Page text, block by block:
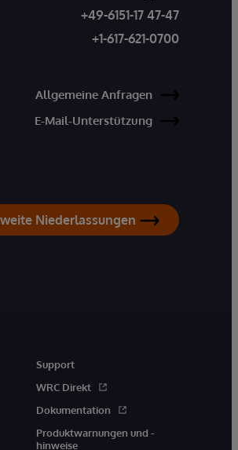
+49-6151-17 47-47
+1-617-621-0700
Allgemeine Anfragen
E-Mail-Unterstützung
Niederlassungen
Support
WRC Direkt
Dokumentation
Produktwarnungen und -
hinweise